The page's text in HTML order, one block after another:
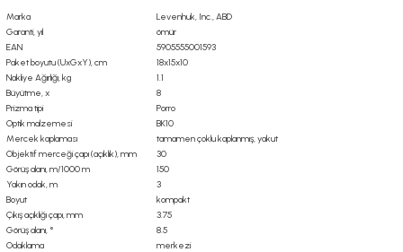
Marka
Levenhuk, Inc., ABD
Garanti, yıl
ömür
EAN
5905555001593
Paket boyutu (UxGxY), cm
18x15x10
Nakliye Ağırlığı, kg
1.1
Büyütme, x
8
Prizma tipi
Porro
Optik malzemesi
BK10
Mercek kaplaması
tamamen çoklu kaplanmış, yakut
Objektif merceği çapı (açıklık), mm
30
Görüş alanı, m/1000 m
150
Yakın odak, m
3
Boyut
kompakt
Çıkış açıklığı çapı, mm
3.75
Görüş alanı, °
8.5
Odaklama
merkezi